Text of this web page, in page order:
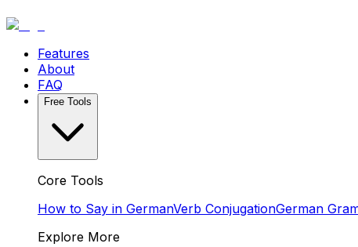
Features
About
FAQ
Free Tools
Core Tools
How to Say in GermanVerb ConjugationGerman
Explore More